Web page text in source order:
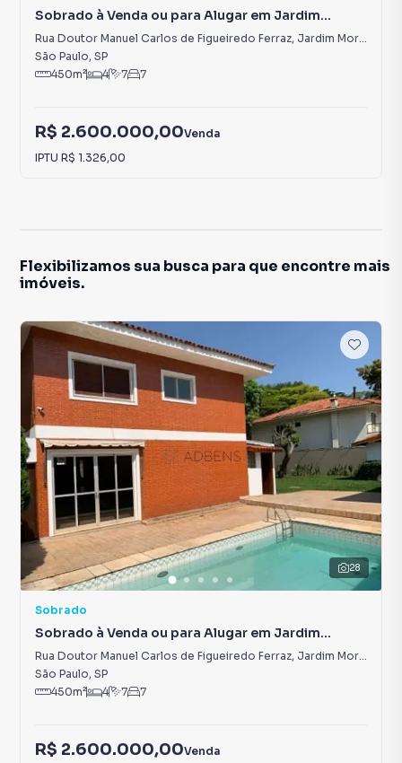
Sobrado à Venda ou para Alugar em Jardim
Morumbi
Rua Doutor Manuel Carlos de Figueiredo Ferraz, Jardim Morumbi
São Paulo, SP
450m² 4 7 7
R$ 2.600.000,00Venda
IPTU R$ 1.326,00
Flexibilizamos sua busca para que encontre mais
imóveis.
28
Sobrado
Sobrado à Venda ou para Alugar em Jardim
Morumbi
Rua Doutor Manuel Carlos de Figueiredo Ferraz, Jardim Morumbi
São Paulo, SP
450m² 4 7 7
R$ 2.600.000,00Venda